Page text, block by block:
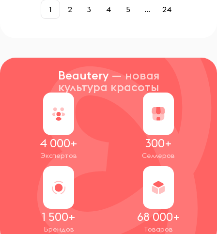
1 2 3 4 5 ... 24
Beautery — новая
культура красоты
4 000+
Экспертов
300+
Селлеров
1 500+
Брендов
68 000+
Товаров